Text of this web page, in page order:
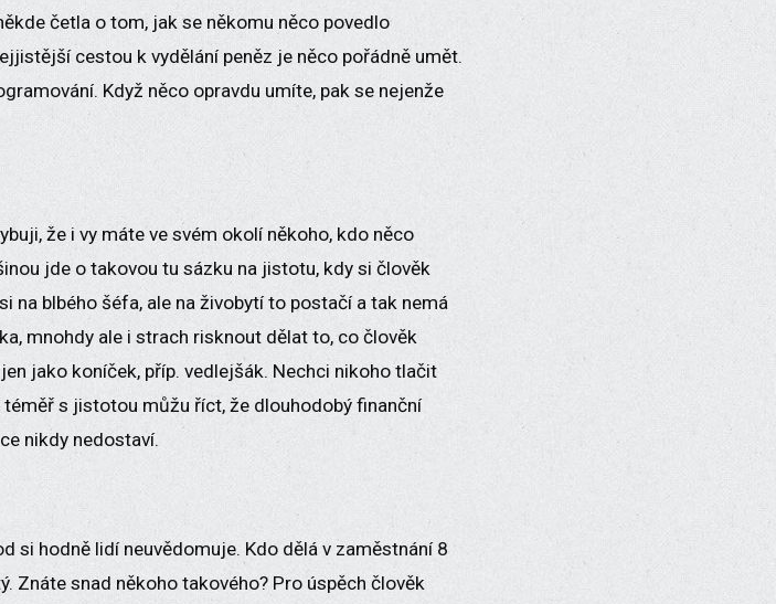
četla o tom, jak se někomu něco povedlo
cestou k vydělání peněz je něco pořádně umět.
Když něco opravdu umíte, pak se nejenže
že i vy máte ve svém okolí někoho, kdo něco
jde o takovou tu sázku na jistotu, kdy si člověk
na blbého šéfa, ale na živobytí to postačí a tak nemá
mnohdy ale i strach risknout dělat to, co člověk
jako koníček, příp. vedlejšák. Nechci nikoho tlačit
téměř s jistotou můžu říct, že dlouhodobý finanční
nikdy nedostaví.
si hodně lidí neuvědomuje. Kdo dělá v zaměstnání 8
Znáte snad někoho takového? Pro úspěch člověk